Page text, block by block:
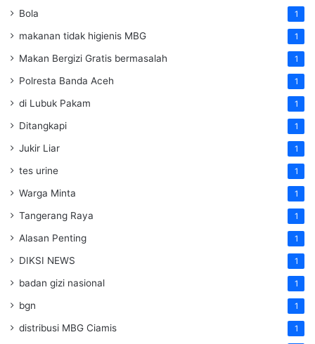
Bola 1
makanan tidak higienis MBG 1
Makan Bergizi Gratis bermasalah 1
Polresta Banda Aceh 1
di Lubuk Pakam 1
Ditangkapi 1
Jukir Liar 1
tes urine 1
Warga Minta 1
Tangerang Raya 1
Alasan Penting 1
DIKSI NEWS 1
badan gizi nasional 1
bgn 1
distribusi MBG Ciamis 1